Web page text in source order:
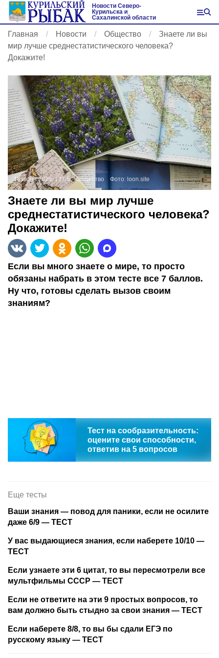
Новости Северо-
Курильска и
Сахалинской области
Главная Новости Общество
Знаете ли вы
мир лучше среднестатистического человека?
Докажите!
16 июня 2025, 14:05 Общество Фото: loon.site
Знаете ли вы мир лучше
среднестатистического человека?
Докажите!
Если вы много знаете о мире, то просто
обязаны набрать в этом тесте все 7 баллов.
Ну что, готовы сделать вызов своим
знаниям?
Тест на сообразительность:
оцените свои способности,
ответив на 5 вопросов
Еще тесты
Ваши знания — повод для паники, если не осилите
даже 6/9 — ТЕСТ
У вас выдающиеся знания, если наберете 10/10 —
ТЕСТ
Если узнаете эти 6 цитат, то вы пересмотрели все
мультфильмы СССР — ТЕСТ
Если не ответите на эти 9 простых вопросов, то
вам должно быть стыдно за свои знания — ТЕСТ
Если наберете 8/8, то вы бы сдали ЕГЭ по
русскому языку — ТЕСТ